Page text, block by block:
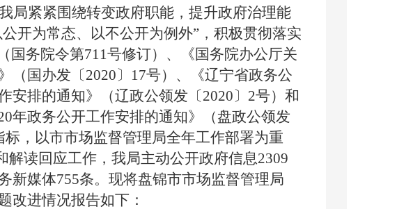
局紧紧围绕转变政府职能，提升政府治理能
开为常态、以不公开为例外”，积极贯彻落实
国务院令第711号修订）、《国务院办公厅关
（国办发〔2020〕 17号）、《辽宁省政务公
安排的通知》（辽政公领发〔2020〕 2号）和
年政务公开工作安排的通知》（盘政公领发
，以市市场监督管理局全年工作部署为重
解读回应工作，我局主动公开政府信息2309
新媒体755条。现将盘锦市市场监督管理局
改进情况报告如下：